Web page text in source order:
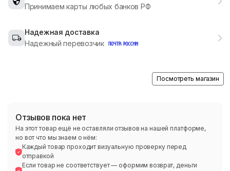
Принимаем карты любых банков РФ
Надежная доставка
Надежный перевозчик
Посмотреть магазин
Отзывов пока нет
На этот товар ещё не оставляли отзывов на нашей платформе,
но вот что мы знаем о нём:
Каждый товар проходит визуальную проверку перед
отправкой
Если товар не соответствует — оформим возврат, деньги